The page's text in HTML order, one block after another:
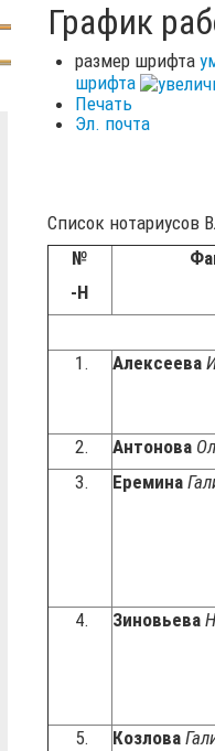
График
размер шрифта
шрифта
Печать
Эл. почта
Список нотариусов
№
-Н
1. Алексеева
2. Антонова
3. Еремина
4. Зиновьева
5. Козлова